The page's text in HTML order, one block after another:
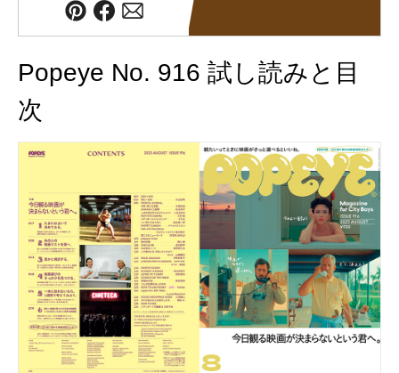
Popeye No. 916 試し読みと目
次